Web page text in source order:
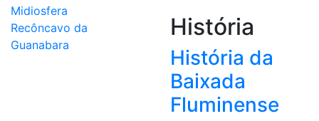
Midiosfera
Recôncavo da
Guanabara
História
História da
Baixada
Fluminense